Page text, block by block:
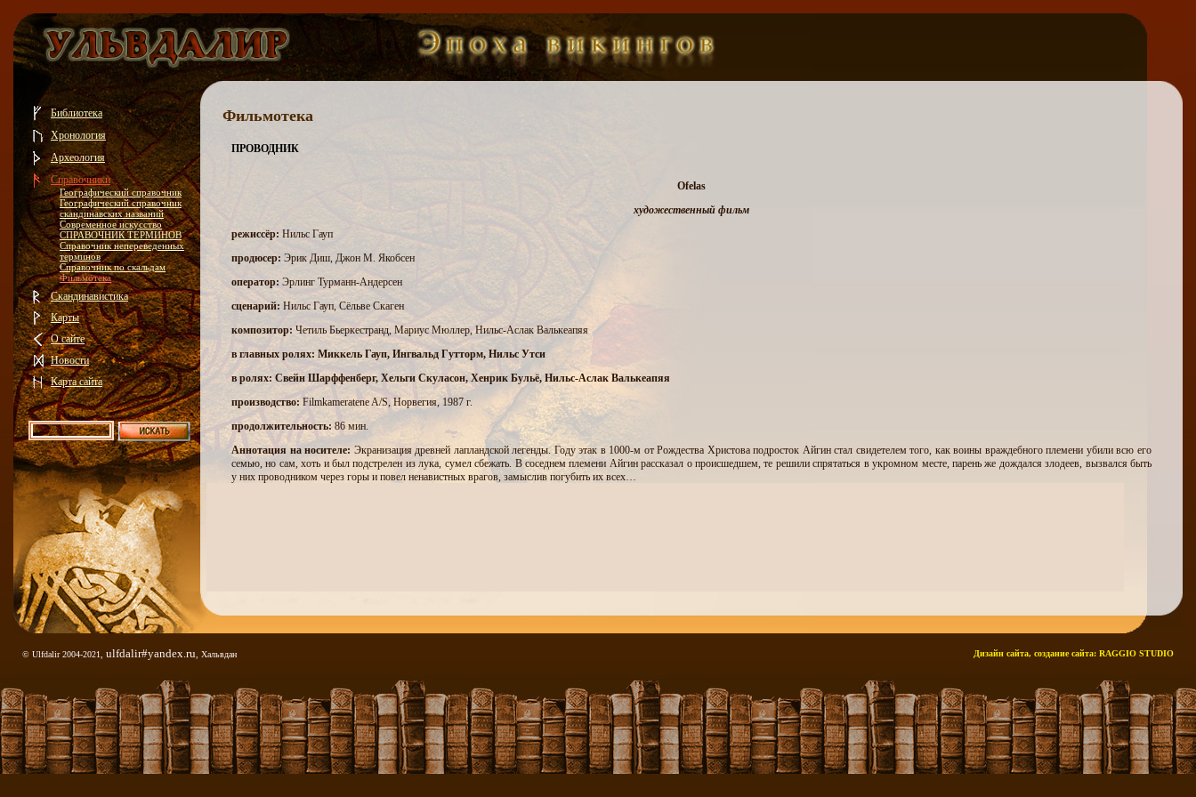
Библиотека
Хронология
Археология
Справочники
Географический справочник
Географический справочник
скандинавских названий
Современное искусство
СПРАВОЧНИК ТЕРМИНОВ
Справочник непереведенных
терминов
Справочник по скальдам
Фильмотека
Скандинавистика
Карты
О сайте
Новости
Карта сайта
© Ulfdalir 2004-2021, ulfdalir#yandex.ru , Хальвдан Дизайн сайта, создание сайта: RAGGIO STUDIO
Фильмотека
ПРОВОДНИК
Ofelas
художественный фильм
режиссёр: Нильс Гауп
продюсер: Эрик Диш, Джон М. Якобсен
оператор: Эрлинг Турманн-Андерсен
сценарий: Нильс Гауп, Сёльве Скаген
композитор: Четиль Бьеркестранд, Мариус Мюллер, Нильс-Аслак Валькеапяя
в главных ролях: Миккель Гауп, Ингвальд Гутторм, Нильс Утси
в ролях: Свейн Шарффенберг, Хельги Скуласон, Хенрик Бульё, Нильс-Аслак Валькеапяя
производство: Filmkameratene A/S, Норвегия, 1987 г.
продолжительность: 86 мин.
Аннотация на носителе: Экранизация древней лапландской легенды. Году этак в 1000-м от Рождества Христова подросток Айгин стал свидетелем того, как воины враждебного племени убили всю его
семью, но сам, хоть и был подстрелен из лука, сумел сбежать. В соседнем племени Айгин рассказал о происшедшем, те решили спрятаться в укромном месте, парень же дождался злодеев, вызвался быть
у них проводником через горы и повел ненавистных врагов, замыслив погубить их всех…